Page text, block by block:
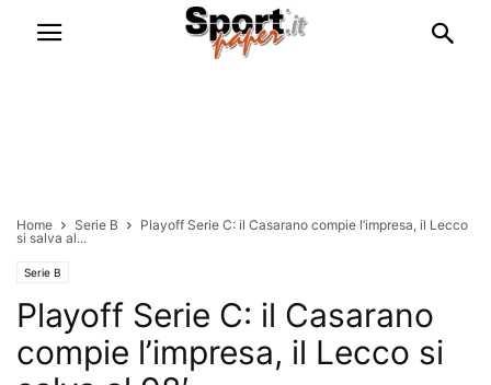
Home Serie B
Playoff Serie C: il Casarano compie l’impresa, il Lecco
si salva al...
Serie B
Playoff Serie C: il Casarano
compie l’impresa, il Lecco si